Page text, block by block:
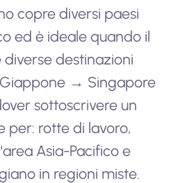
copre diversi paesi
ed è ideale quando il
destinazioni
→ Singapore
sottoscrivere un
per: rotte di lavoro,
Asia-Pacifico e
in regioni miste.